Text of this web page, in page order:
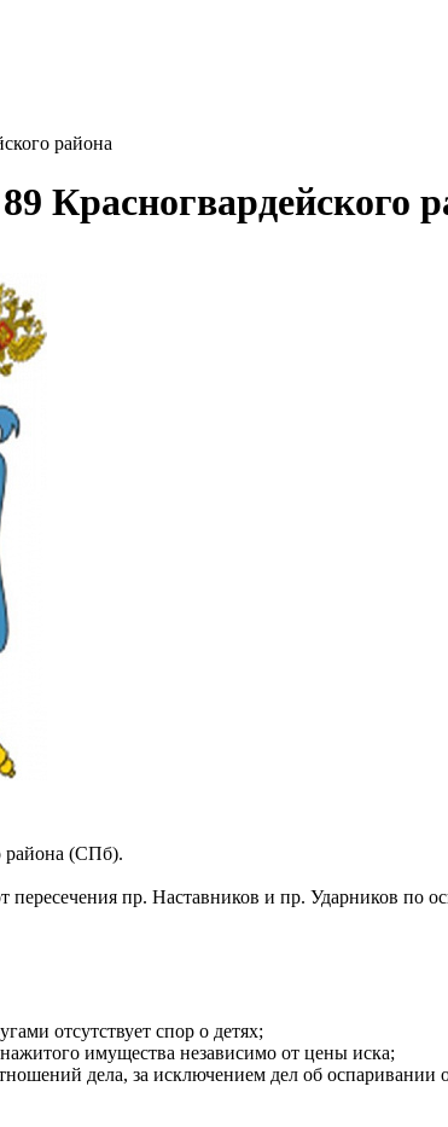
района
Красногвардейского
района (СПб).
пересечения пр. Наставников и пр. Ударников по
отсутствует спор о детях;
имущества независимо от цены иска;
дела, за исключением дел об оспаривании